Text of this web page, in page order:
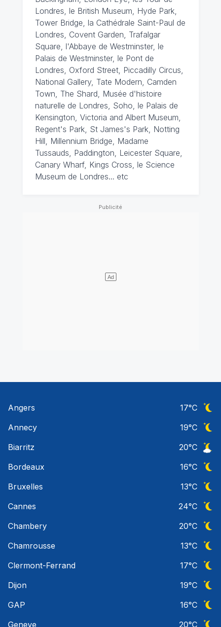
Londres, le British Museum, Hyde Park,
Tower Bridge, la Cathédrale Saint-Paul de
Londres, Covent Garden, Trafalgar
Square, l'Abbaye de Westminster, le
Palais de Westminster, le Pont de
Londres, Oxford Street, Piccadilly Circus,
National Gallery, Tate Modern, Camden
Town, The Shard, Musée d'histoire
naturelle de Londres, Soho, le Palais de
Kensington, Victoria and Albert Museum,
Regent's Park, St James's Park, Notting
Hill, Millennium Bridge, Madame
Tussauds, Paddington, Leicester Square,
Canary Wharf, Kings Cross, le Science
Museum de Londres... etc
Angers 17°C
Annecy
19°C
Biarritz
20°C
Bordeaux
16°C
Bruxelles
13°C
Cannes
24°C
Chambery
20°C
Chamrousse
13°C
Clermont-Ferrand
17°C
Dijon
19°C
GAP
16°C
Geneve
20°C